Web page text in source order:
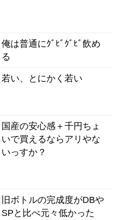
俺は普通にｸﾞﾋﾞｸﾞﾋﾞ飲め
る
若い、とにかく若い
国産の安心感＋千円ちょ
いで買えるならアリやな
いっすか？
旧ボトルの完成度がDBや
SPと比べ元々低かった